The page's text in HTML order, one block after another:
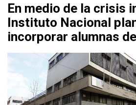
En medio de la crisis
Instituto Nacional
incorporar alumnas